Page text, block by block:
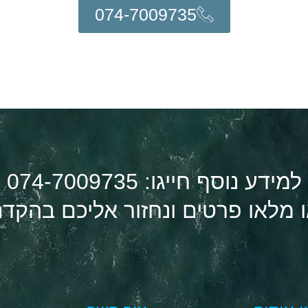
074-7009735
למידע נוסף חייגו: 074-7009735
מלאו פרטים ונחזור אליכם